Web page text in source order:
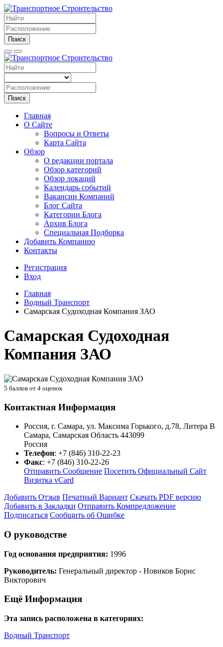
Поиск
Поиск
Главная
О Сайте
Вопросы и Ответы
Карта Сайта
Обзор
О редакции портала
Обзор категорий
Обзор локаций
Календарь событий
Вакансии Компаний
Блог Сайта
Категории Блога
Архив Блога
Специальная Подборка
Добавить Компанию
Контакты
Регистрация
Вход
Главная
Водный Транспорт
Самарская Судоходная Компания ЗАО
Самарская Судоходная
Компания ЗАО
5 баллов от 4 оценок
Контактная Информация
Россия, г. Самара, ул. Максима Горького, д.78, Литера В
Самара, Самарская Область 443099
Россия
Телефон: +7 (846) 310-22-23
Факс: +7 (846) 310-22-26
Отправить Сообщение Посетить Официальный Сайт
Визитка vCard
Добавить Отзыв Печатный Вариант Скачать PDF версию
Добавить в Закладки Отправить Компредложение
Подписаться Сообщить об Ошибке
О руководстве
Год основания предприятия: 1996
Руководитель: Генеральный директор - Новиков Борис
Викторович
Ещё Информация
Эта запись расположена в категориях:
Водный Транспорт